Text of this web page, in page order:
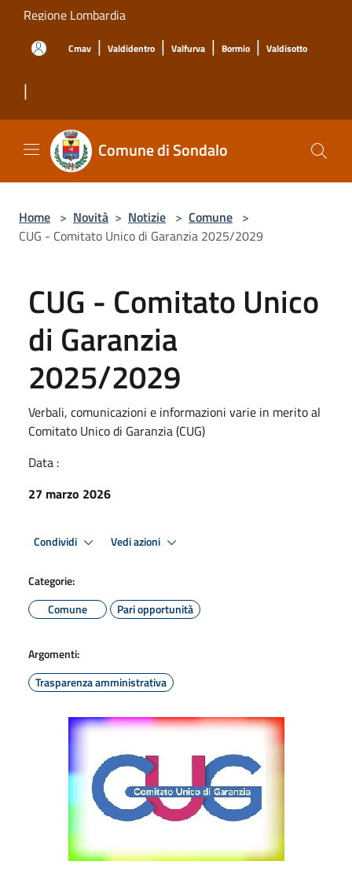
Salta al contenuto principale
Regione Lombardia
Cmav | Valdidentro | Valfurva | Bormio | Valdisotto
|
Comune di Sondalo
Home > Novità > Notizie > Comune >
CUG - Comitato Unico di Garanzia 2025/2029
CUG - Comitato Unico
di Garanzia
2025/2029
Verbali, comunicazioni e informazioni varie in merito al
Comitato Unico di Garanzia (CUG)
Data :
27 marzo 2026
Condividi Vedi azioni
Categorie:
Comune
Pari opportunità
Argomenti:
Trasparenza amministrativa